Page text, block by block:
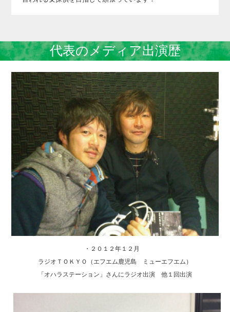
代表のメディア出演歴
・２０１２年１２月
ラジオＴＯＫＹＯ（エフエム鹿児島 ミューエフエム）
「オハラステーション」さんにラジオ出演 他１回出演